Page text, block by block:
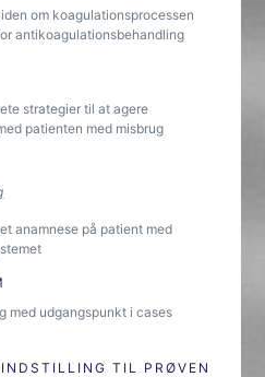
om koagulationsprocessen
antikoagulationsbehandling
strategier til at agere
patienten med misbrug
anamnese på patient med
med udgangspunkt i cases
TIL PRØVEN